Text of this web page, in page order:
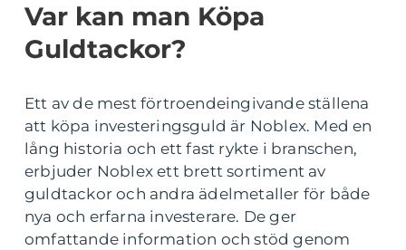
Var kan man Köpa
Guldtackor?
Ett av de mest förtroendeingivande ställena
att köpa investeringsguld är Noblex. Med en
lång historia och ett fast rykte i branschen,
erbjuder Noblex ett brett sortiment av
guldtackor och andra ädelmetaller för både
nya och erfarna investerare. De ger
omfattande information och stöd genom